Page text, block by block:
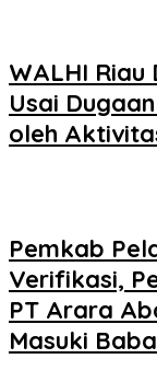
WALHI Riau
Usai
oleh
Pemkab
Verifikasi,
PT Arara
Masuki